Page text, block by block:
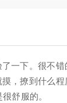
一下。很不
，撩到什么
舒服的。